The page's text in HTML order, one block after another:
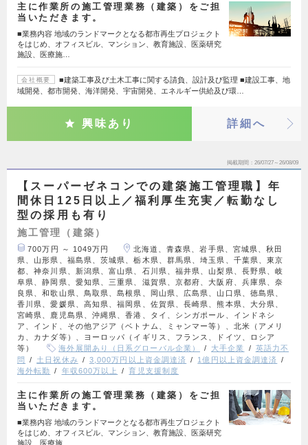
主に作業所の施工管理業務（建築）をご担
当いただきます。
■業務内容 地域のランドマークとなる都市再生プロジェクト
をはじめ、オフィスビル、マンション、教育施設、医薬研究
施設、医療施…
会社概要
■建築工事及び土木工事に関する請負、設計及び監理 ■建設工事、地
域開発、都市開発、海洋開発、宇宙開発、エネルギー供給及び環…
興味あり 詳細へ
掲載期間 26/07/27～26/08/09
【スーパーゼネコンでの建築施工管理職】年
間休日125日以上／福利厚生充実／転勤なし
型の採用も有り
施工管理（建築）
700万円 ～ 1049万円
北海道、青森県、岩手県、宮城県、秋田
県、山形県、福島県、茨城県、栃木県、群馬県、埼玉県、千葉県、東京
都、神奈川県、新潟県、富山県、石川県、福井県、山梨県、長野県、岐
阜県、静岡県、愛知県、三重県、滋賀県、京都府、大阪府、兵庫県、奈
良県、和歌山県、鳥取県、島根県、岡山県、広島県、山口県、徳島県、
香川県、愛媛県、高知県、福岡県、佐賀県、長崎県、熊本県、大分県、
宮崎県、鹿児島県、沖縄県、香港、タイ、シンガポール、インドネシ
ア、インド、その他アジア（ベトナム、ミャンマー等）、北米（アメリ
カ、カナダ等）、ヨーロッパ（イギリス、フランス、ドイツ、ロシア
等）
海外展開あり（日系グローバル企業） 大手企業
英語力不
問
土日祝休み 3,000万円以上資金調達済
1億円以上資金調達済
海外転勤
年収600万以上 育児支援制度
主に作業所の施工管理業務（建築）をご担
当いただきます。
■業務内容 地域のランドマークとなる都市再生プロジェクト
をはじめ、オフィスビル、マンション、教育施設、医薬研究
施設、医療施…